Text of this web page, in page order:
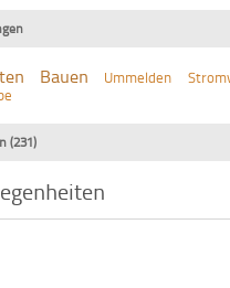
Bauen Ummelden
(231)